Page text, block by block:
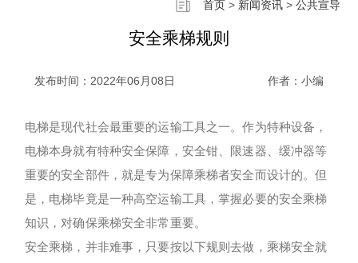
首页> 新闻资讯> 公共宣导
安全乘梯规则
发布时间：2022年06月08日 作者：小编
电梯是现代社会最重要的运输工具之一。作为特种设备，
电梯本身就有特种安全保障，安全钳、限速器、缓冲器等
重要的安全部件，就是专为保障乘梯者安全而设计的。但
是，电梯毕竟是一种高空运输工具，掌握必要的安全乘梯
知识，对确保乘梯安全非常重要。
安全乘梯，并非难事，只要按以下规则去做，乘梯安全就